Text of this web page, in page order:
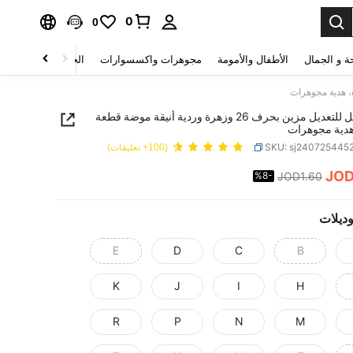
0
0
و الجمال الأطفال والأمومة مجوهرات واكسسوارات الحقائب والأمتعة
خاتم قابل للتعديل مزين بحرف 26 وزهرة وردية أنيقة موضة قطعة
مجوهرات
SKU: (100+ تعليقات)
PRICE AND JOD1.60
%8-
B
C
D
E
H
I
J
K
M
N
P
R